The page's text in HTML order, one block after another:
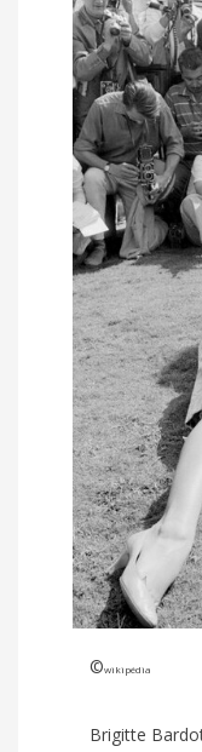
©wikipédia
Brigitte